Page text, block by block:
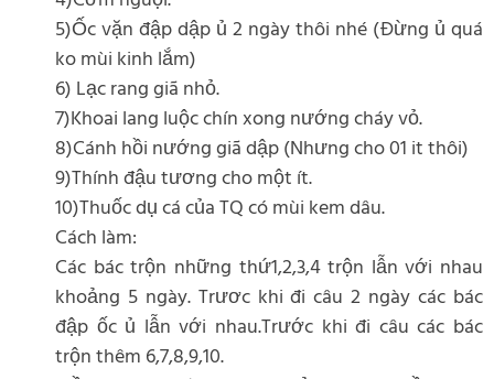
5)Ốc vặn đập dập ủ 2 ngày thôi nhé (Đừng ủ quá
ko mùi kinh lắm)
6) Lạc rang giã nhỏ.
7)Khoai lang luộc chín xong nướng cháy vỏ.
8)Cánh hồi nướng giã dập (Nhưng cho 01 it thôi)
9)Thính đậu tương cho một ít.
10)Thuốc dụ cá của TQ có mùi kem dâu.
Cách làm:
Các bác trộn những thứ1,2,3,4 trộn lẫn với nhau
khoảng 5 ngày. Trươc khi đi câu 2 ngày các bác
đập ốc ủ lẫn với nhau.Trước khi đi câu các bác
trộn thêm 6,7,8,9,10.